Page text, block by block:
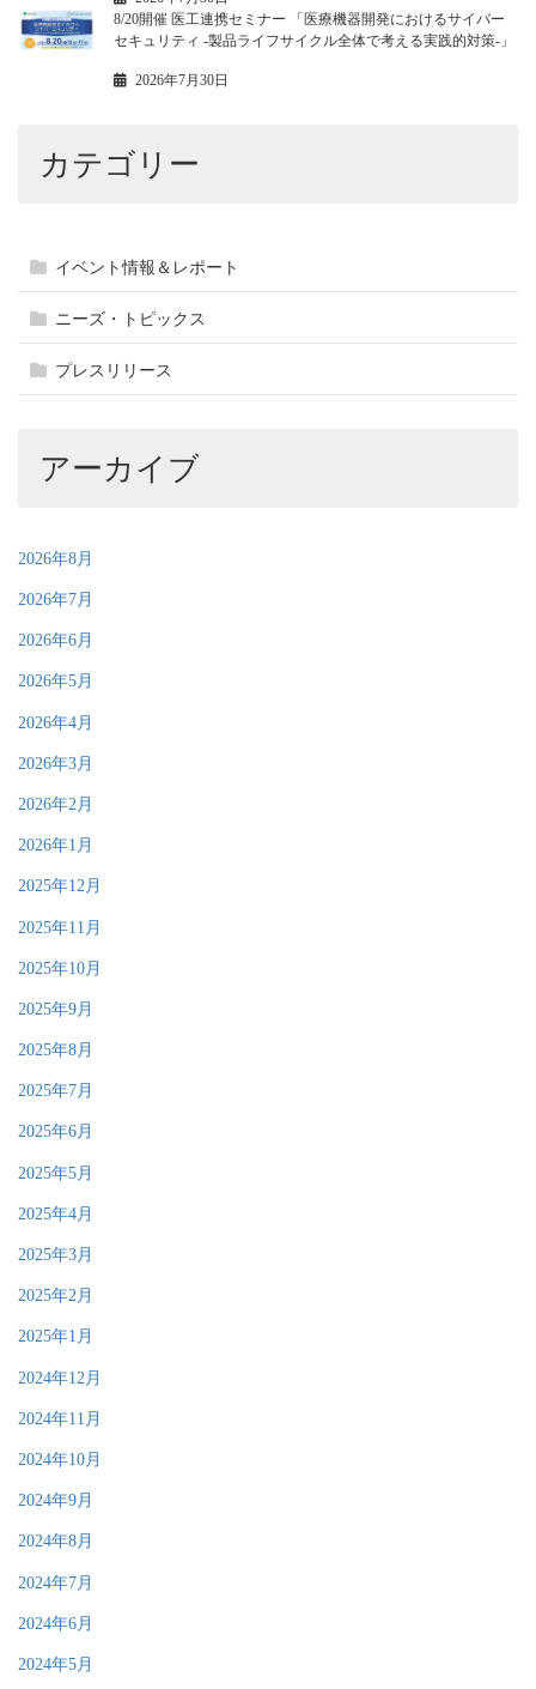
8/20開催 医工連携セミナー 「医療機器開発におけるサイバー
セキュリティ -製品ライフサイクル全体で考える実践的対策-」
2026年7月30日
カテゴリー
イベント情報＆レポート
ニーズ・トピックス
プレスリリース
アーカイブ
2026年8月
2026年7月
2026年6月
2026年5月
2026年4月
2026年3月
2026年2月
2026年1月
2025年12月
2025年11月
2025年10月
2025年9月
2025年8月
2025年7月
2025年6月
2025年5月
2025年4月
2025年3月
2025年2月
2025年1月
2024年12月
2024年11月
2024年10月
2024年9月
2024年8月
2024年7月
2024年6月
2024年5月